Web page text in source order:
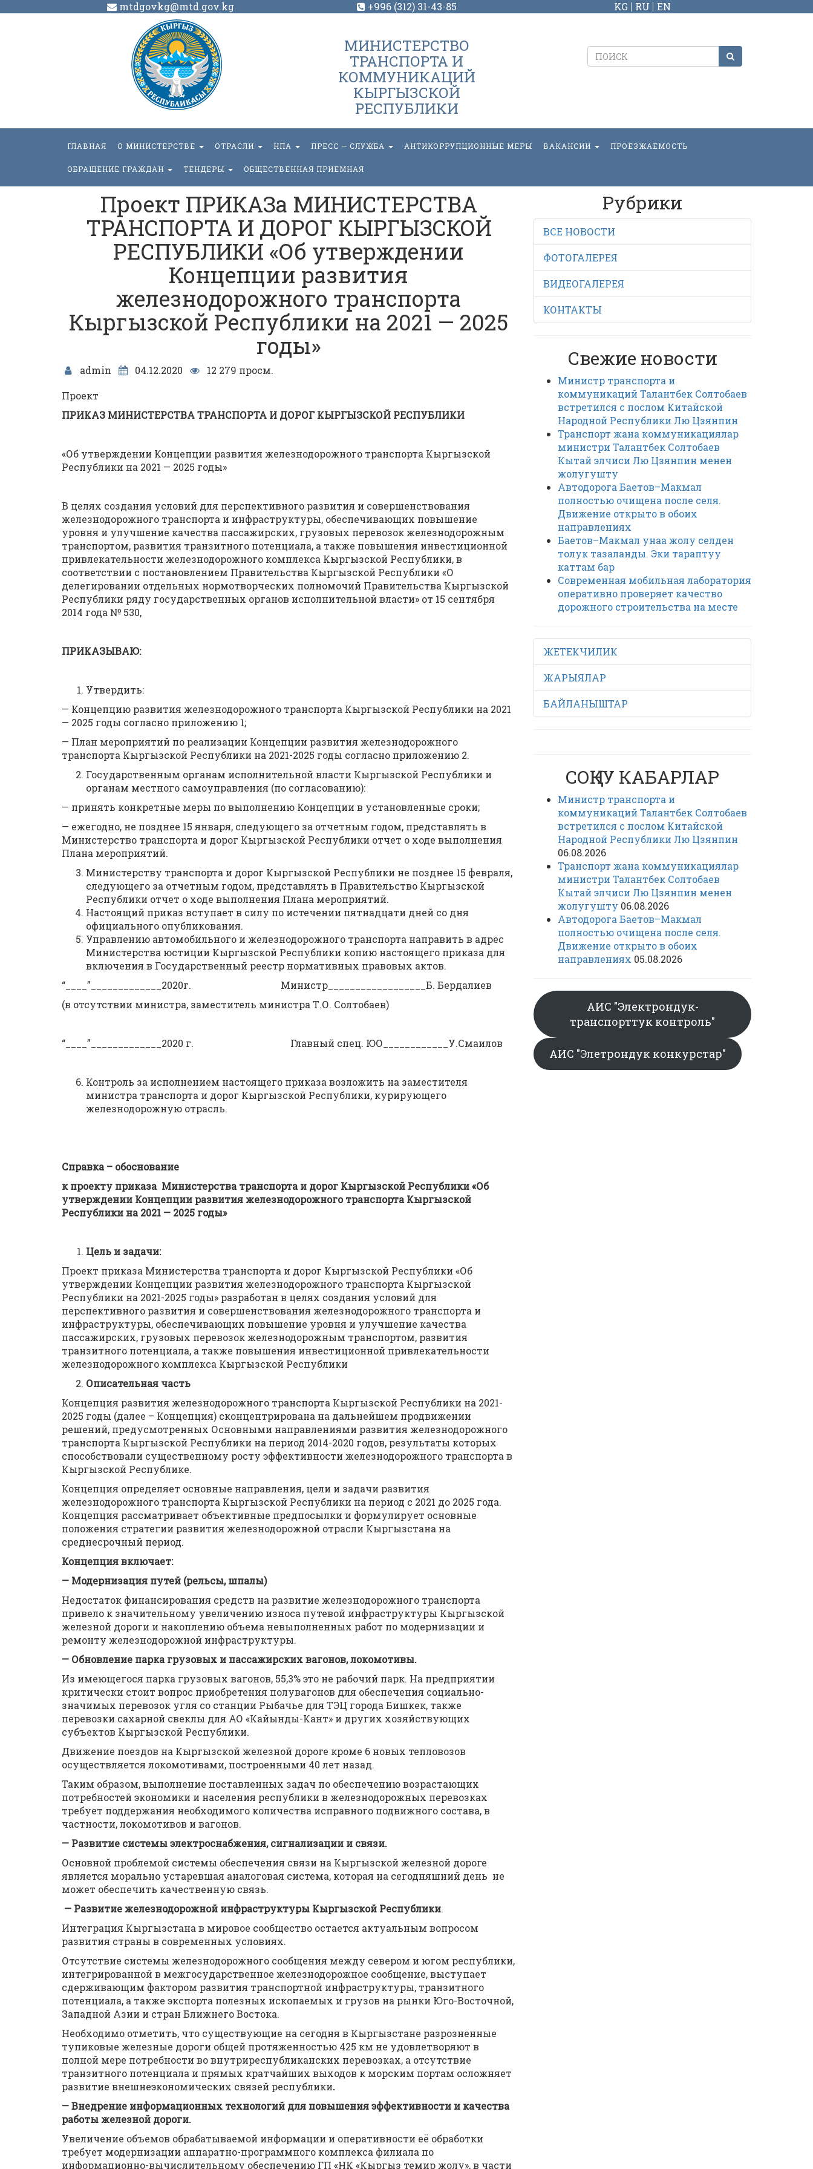
mtdgovkg@mtd.gov.kg +996 (312) 31-43-85 KG RU EN
МИНИСТЕРСТВО
ТРАНСПОРТА И
КОММУНИКАЦИЙ
КЫРГЫЗСКОЙ
РЕСПУБЛИКИ
ГЛАВНАЯ О МИНИСТЕРСТВЕ ОТРАСЛИ НПА ПРЕСС — СЛУЖБА АНТИКОРРУПЦИОННЫЕ МЕРЫ ВАКАНСИИ ПРОЕЗЖАЕМОСТЬ
ОБРАЩЕНИЕ ГРАЖДАН ТЕНДЕРЫ ОБЩЕСТВЕННАЯ ПРИЕМНАЯ
Проект ПРИКАЗа МИНИСТЕРСТВА
ТРАНСПОРТА И ДОРОГ КЫРГЫЗСКОЙ
РЕСПУБЛИКИ «Об утверждении
Концепции развития
железнодорожного транспорта
Кыргызской Республики на 2021 — 2025
годы»
admin 04.12.2020
12 279 просм.
Проект
ПРИКАЗ МИНИСТЕРСТВА ТРАНСПОРТА И ДОРОГ КЫРГЫЗСКОЙ РЕСПУБЛИКИ
«Об утверждении Концепции развития железнодорожного транспорта Кыргызской
Республики на 2021 — 2025 годы»
В целях создания условий для перспективного развития и совершенствования
железнодорожного транспорта и инфраструктуры, обеспечивающих повышение
уровня и улучшение качества пассажирских, грузовых перевозок железнодорожным
транспортом, развития транзитного потенциала, а также повышения инвестиционной
привлекательности железнодорожного комплекса Кыргызской Республики, в
соответствии с постановлением Правительства Кыргызской Республики «О
делегировании отдельных нормотворческих полномочий Правительства Кыргызской
Республики ряду государственных органов исполнительной власти» от 15 сентября
2014 года № 530,
ПРИКАЗЫВАЮ:
Утвердить:
— Концепцию развития железнодорожного транспорта Кыргызской Республики на 2021
— 2025 годы согласно приложению 1;
— План мероприятий по реализации Концепции развития железнодорожного
транспорта Кыргызской Республики на 2021-2025 годы согласно приложению 2.
Государственным органам исполнительной власти Кыргызской Республики и
органам местного самоуправления (по согласованию):
— принять конкретные меры по выполнению Концепции в установленные сроки;
— ежегодно, не позднее 15 января, следующего за отчетным годом, представлять в
Министерство транспорта и дорог Кыргызской Республики отчет о ходе выполнения
Плана мероприятий.
Министерству транспорта и дорог Кыргызской Республики не позднее 15 февраля,
следующего за отчетным годом, представлять в Правительство Кыргызской
Республики отчет о ходе выполнения Плана мероприятий.
Настоящий приказ вступает в силу по истечении пятнадцати дней со дня
официального опубликования.
Управлению автомобильного и железнодорожного транспорта направить в адрес
Министерства юстиции Кыргызской Республики копию настоящего приказа для
включения в Государственный реестр нормативных правовых актов.
“____”_____________2020г. Министр__________________Б. Бердалиев
(в отсутствии министра, заместитель министра Т.О. Солтобаев)
“____”_____________2020 г. Главный спец. ЮО____________У.Смаилов
Контроль за исполнением настоящего приказа возложить на заместителя
министра транспорта и дорог Кыргызской Республики, курирующего
железнодорожную отрасль.
Справка – обоснование
к проекту приказа Министерства транспорта и дорог Кыргызской Республики «Об
утверждении Концепции развития железнодорожного транспорта Кыргызской
Республики на 2021 — 2025 годы»
Цель и задачи:
Проект приказа Министерства транспорта и дорог Кыргызской Республики «Об
утверждении Концепции развития железнодорожного транспорта Кыргызской
Республики на 2021-2025 годы» разработан в целях создания условий для
перспективного развития и совершенствования железнодорожного транспорта и
инфраструктуры, обеспечивающих повышение уровня и улучшение качества
пассажирских, грузовых перевозок железнодорожным транспортом, развития
транзитного потенциала, а также повышения инвестиционной привлекательности
железнодорожного комплекса Кыргызской Республики
Описательная часть
Концепция развития железнодорожного транспорта Кыргызской Республики на 2021-
2025 годы (далее – Концепция) сконцентрирована на дальнейшем продвижении
решений, предусмотренных Основными направлениями развития железнодорожного
транспорта Кыргызской Республики на период 2014-2020 годов, результаты которых
способствовали существенному росту эффективности железнодорожного транспорта в
Кыргызской Республике.
Концепция определяет основные направления, цели и задачи развития
железнодорожного транспорта Кыргызской Республики на период с 2021 до 2025 года.
Концепция рассматривает объективные предпосылки и формулирует основные
положения стратегии развития железнодорожной отрасли Кыргызстана на
среднесрочный период.
Концепция включает:
— Модернизация путей (рельсы, шпалы)
Недостаток финансирования средств на развитие железнодорожного транспорта
привело к значительному увеличению износа путевой инфраструктуры Кыргызской
железной дороги и накоплению объема невыполненных работ по модернизации и
ремонту железнодорожной инфраструктуры.
— Обновление парка грузовых и пассажирских вагонов, локомотивы.
Из имеющегося парка грузовых вагонов, 55,3% это не рабочий парк. На предприятии
критически стоит вопрос приобретения полувагонов для обеспечения социально-
значимых перевозок угля со станции Рыбачье для ТЭЦ города Бишкек, также
перевозки сахарной свеклы для АО «Кайынды-Кант» и других хозяйствующих
субъектов Кыргызской Республики.
Движение поездов на Кыргызской железной дороге кроме 6 новых тепловозов
осуществляется локомотивами, построенными 40 лет назад.
Таким образом, выполнение поставленных задач по обеспечению возрастающих
потребностей экономики и населения республики в железнодорожных перевозках
требует поддержания необходимого количества исправного подвижного состава, в
частности, локомотивов и вагонов.
— Развитие системы электроснабжения, сигнализации и связи.
Основной проблемой системы обеспечения связи на Кыргызской железной дороге
является морально устаревшая аналоговая система, которая на сегодняшний день не
может обеспечить качественную связь.
— Развитие железнодорожной инфраструктуры Кыргызской Республики.
Интеграция Кыргызстана в мировое сообщество остается актуальным вопросом
развития страны в современных условиях.
Отсутствие системы железнодорожного сообщения между севером и югом республики,
интегрированной в межгосударственное железнодорожное сообщение, выступает
сдерживающим фактором развития транспортной инфраструктуры, транзитного
потенциала, а также экспорта полезных ископаемых и грузов на рынки Юго-Восточной,
Западной Азии и стран Ближнего Востока.
Необходимо отметить, что существующие на сегодня в Кыргызстане разрозненные
тупиковые железные дороги общей протяженностью 425 км не удовлетворяют в
полной мере потребности во внутриреспубликанских перевозках, а отсутствие
транзитного потенциала и прямых кратчайших выходов к морским портам осложняет
развитие внешнеэкономических связей республики.
— Внедрение информационных технологий для повышения эффективности и качества
работы железной дороги.
Увеличение объемов обрабатываемой информации и оперативности её обработки
требует модернизации аппаратно-программного комплекса филиала по
информационно-вычислительному обеспечению ГП «НК «Кыргыз темир жолу», в части
Рубрики
ВСЕ НОВОСТИ
ФОТОГАЛЕРЕЯ
ВИДЕОГАЛЕРЕЯ
КОНТАКТЫ
Свежие новости
Министр транспорта и
коммуникаций Талантбек Солтобаев
встретился с послом Китайской
Народной Республики Лю Цзянпин
Транспорт жана коммуникациялар
министри Талантбек Солтобаев
Кытай элчиси Лю Цзянпин менен
жолугушту
Автодорога Баетов–Макмал
полностью очищена после селя.
Движение открыто в обоих
направлениях
Баетов–Макмал унаа жолу селден
толук тазаланды. Эки тараптуу
каттам бар
Современная мобильная лаборатория
оперативно проверяет качество
дорожного строительства на месте
ЖЕТЕКЧИЛИК
ЖАРЫЯЛАР
БАЙЛАНЫШТАР
СОҢКУ КАБАРЛАР
Министр транспорта и
коммуникаций Талантбек Солтобаев
встретился с послом Китайской
Народной Республики Лю Цзянпин
06.08.2026
Транспорт жана коммуникациялар
министри Талантбек Солтобаев
Кытай элчиси Лю Цзянпин менен
жолугушту 06.08.2026
Автодорога Баетов–Макмал
полностью очищена после селя.
Движение открыто в обоих
направлениях 05.08.2026
АИС "Электрондук-
транспорттук контроль"
АИС "Элетрондук конкурстар"